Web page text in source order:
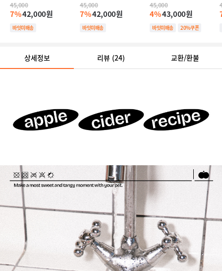
45,000
7%42,000원
바잇미배송
45,000
7%42,000원
바잇미배송
이너 - 스트라이프
45,000
4%43,000원
바잇미배송 20%쿠폰
상세정보 리뷰 (24) 교환/환불